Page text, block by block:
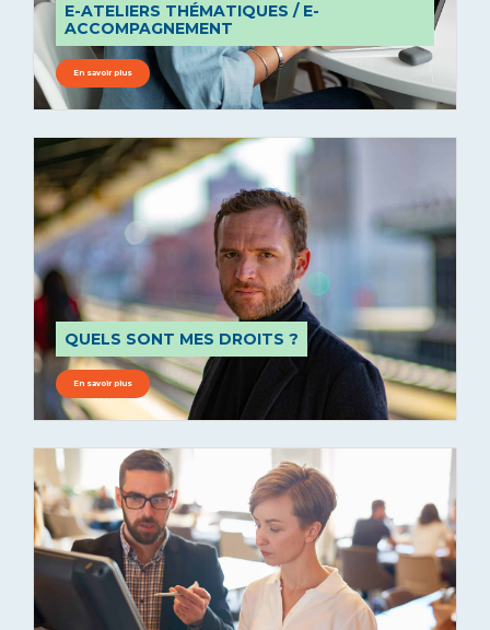
E-ATELIERS THÉMATIQUES / E-
ACCOMPAGNEMENT
En savoir plus
QUELS SONT MES DROITS ?
En savoir plus